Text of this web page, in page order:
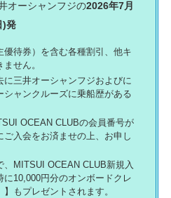
オーシャンフジの2026年7月
)発
優待券）を含む各種割引、他キ
せん。
に三井オーシャンフジおよびに
シャンクルーズに乗船歴がある
OCEAN CLUBの会員番号が
ご入会をお済ませの上、お申し
MITSUI OCEAN CLUB新規入
10,000円分のオンボードクレ
もプレゼントされます。